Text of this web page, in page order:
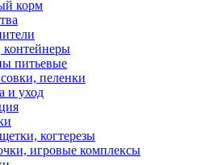
корм
питьевые
пеленки
и уход
когтерезы
игровые комплексы